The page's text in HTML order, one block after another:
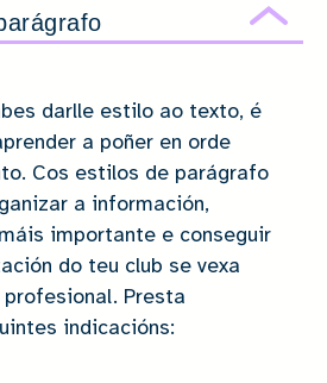
darlle estilo ao texto, é
a poñer en orde
Cos estilos de parágrafo
a información,
importante e conseguir
do teu club se vexa
Presta
indicacións: